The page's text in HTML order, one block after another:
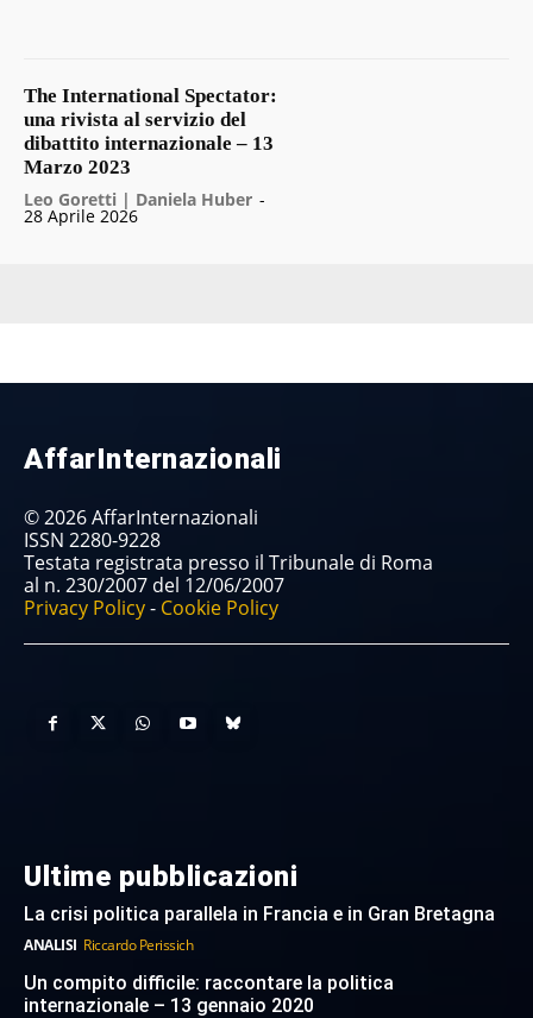
The International Spectator:
una rivista al servizio del
dibattito internazionale – 13
Marzo 2023
Leo Goretti | Daniela Huber -
28 Aprile 2026
AffarInternazionali
© 2026 AffarInternazionali
ISSN 2280-9228
Testata registrata presso il Tribunale di Roma
al n. 230/2007 del 12/06/2007
Privacy Policy- Cookie Policy
Ultime pubblicazioni
La crisi politica parallela in Francia e in Gran Bretagna
ANALISI Riccardo Perissich
Un compito difficile: raccontare la politica
internazionale – 13 gennaio 2020